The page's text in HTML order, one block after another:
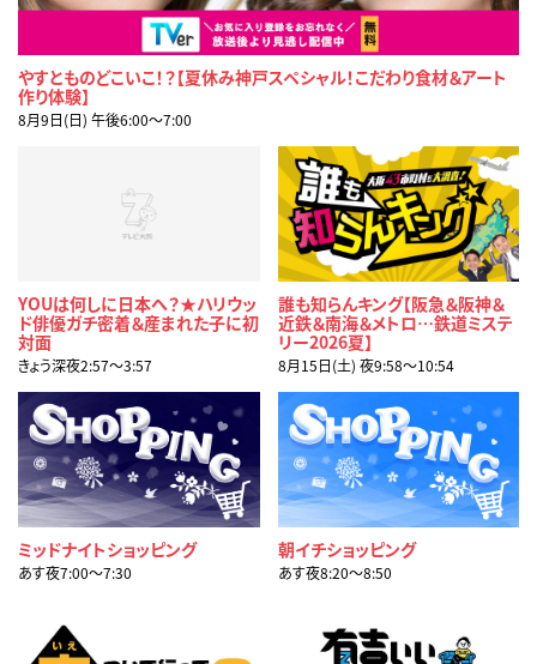
やすとものどこいこ！？【夏休み神戸スペシャル！こだわり食材＆アート
作り体験】
8月9日(日) 午後6:00〜7:00
YOUは何しに日本へ？★ハリウッ
ド俳優ガチ密着＆産まれた子に初
対面
きょう深夜2:57〜3:57
誰も知らんキング【阪急＆阪神＆
近鉄＆南海＆メトロ…鉄道ミステ
リー2026夏】
8月15日(土) 夜9:58〜10:54
ミッドナイトショッピング
あす夜7:00〜7:30
朝イチショッピング
あす夜8:20〜8:50